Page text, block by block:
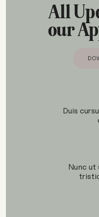
All
our
Duis
Nunc ut